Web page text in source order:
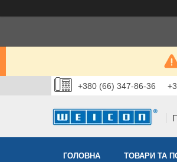
+380 (66) 347-86-36
ГОЛОВНА ТОВАРИ ТА